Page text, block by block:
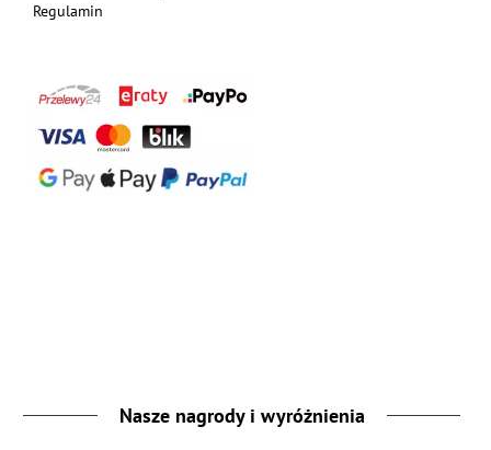
Regulamin
Nasze nagrody i wyróżnienia